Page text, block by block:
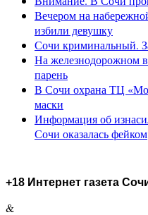
Вечером на
избили девушку
Сочи криминальный.
На железнодорожном
парень
В Сочи охрана ТЦ
маски
Информация об
Сочи оказалась фейком
+18 Интернет газета
&